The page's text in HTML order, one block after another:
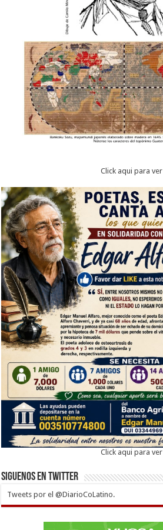
Click aqui para ver
Click aqui para ver
Siguenos en twitter
Tweets por el @DiarioCoLatino.